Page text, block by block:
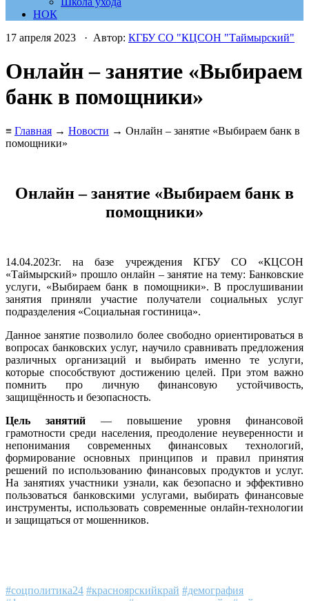
НОК
17 апреля 2023 · Автор: КГБУ СО "КЦСОН "Таймырский"
Онлайн – занятие «Выбираем
банк в помощники»
≡ Главная → Новости → Онлайн – занятие «Выбираем банк в
помощники»
Онлайн – занятие «Выбираем банк в
помощники»
14.04.2023г. на базе учреждения КГБУ СО «КЦСОН
«Таймырский» прошло онлайн – занятие на тему: Банковские
услуги, «Выбираем банк в помощники». В прослушивании
занятия приняли участие получатели социальных услуг
подразделения «Социальная гостиница».
Данное занятие позволило более свободно ориентироваться в
вопросах банковских услуг, научило сравнивать предложения
различных организаций и выбирать именно те услуги,
которые способствуют достижению целей. При этом важно
помнить про личную финансовую устойчивость,
защищённость и безопасность.
Цель занятий — повышение уровня финансовой
грамотности среди населения, преодоление неуверенности и
непонимания современных финансовых технологий,
формирование основных принципов и правил принятия
решений по использованию финансовых продуктов и услуг.
На занятиях участники узнали, как безопасно и эффективно
пользоваться банковскими услугами, выбирать финансовые
инструменты, использовать современные онлайн-технологии
и защищаться от мошенников.
#соцполитика24 #красноярскийкрай #демография